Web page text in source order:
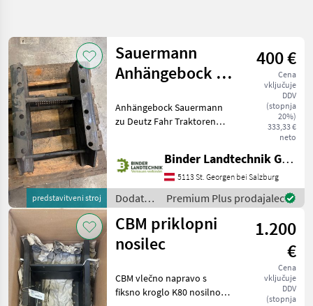
Kategorija 3 Država Filtri
TRENUTNA
POT
Kmetijska
tehnika
Dodatna
Oprema
Za
Traktorje
Vlecno
IZBERITE
KATEGORIJO
Sonstige
8
Ponastavi
Prikaži 15
rezultatov
predstavitveni stroj
Sauermann
Anhängebock zu
400 €
Cena
vključuje
DDV
(stopnja
20%)
333,33 €
neto
Anhängebock Sauermann
zu Deutz Fahr Traktoren
Binder Landtechnik GmbH & CoKG
5113 St. Georgen bei Salzburg
Dodatna
oprema
za
traktorje
/
Premium Plus prodajalec
CBM priklopni
nosilec
1.200
€
Cena
vključuje
DDV
(stopnja
CBM vlečno napravo s
fiksno kroglo K80 nosilnost